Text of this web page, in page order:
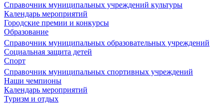
Справочник муниципальных учреждений культуры
Календарь мероприятий
Городские премии и конкурсы
Образование
Справочник муниципальных образовательных учреждений
Социальная защита детей
Спорт
Справочник муниципальных спортивных учреждений
Наши чемпионы
Календарь мероприятий
Туризм и отдых